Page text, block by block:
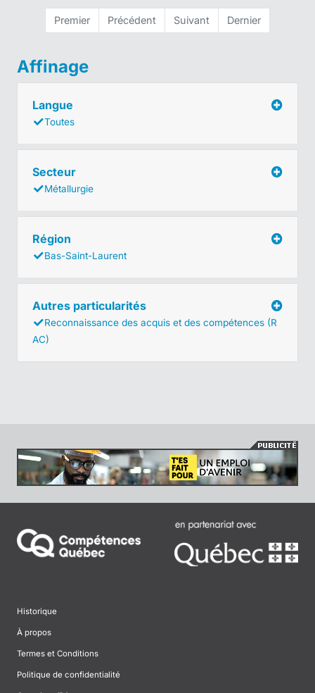
Premier Précédent Suivant Dernier
Affinage
Langue
Toutes
Secteur
Métallurgie
Région
Bas-Saint-Laurent
Autres particularités
Reconnaissance des acquis et des compétences (R
AC)
Historique
À propos
Termes et Conditions
Politique de confidentialité